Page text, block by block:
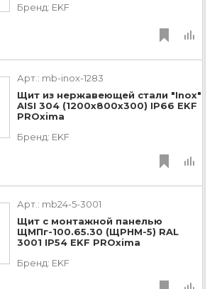
Бренд: EKF
Арт.: mb-inox-1283
Щит из нержавеющей стали "Inox"
AISI 304 (1200х800х300) IP66 EKF
PROxima
Бренд: EKF
Арт.: mb24-5-3001
Щит с монтажной панелью
ЩМПг-100.65.30 (ЩРНМ-5) RAL
3001 IP54 EKF PROxima
Бренд: EKF